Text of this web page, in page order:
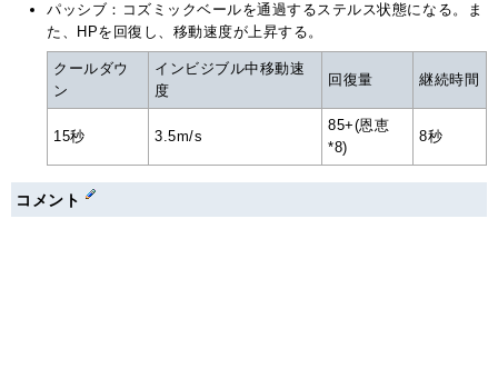
パッシブ：コズミックベールを通過するステルス状態になる。ま
た、HPを回復し、移動速度が上昇する。
クールダウ
ン
インビジブル中移動速
度
回復量 継続時間
15秒 3.5m/s
85+(恩恵
*8)
8秒
コメント